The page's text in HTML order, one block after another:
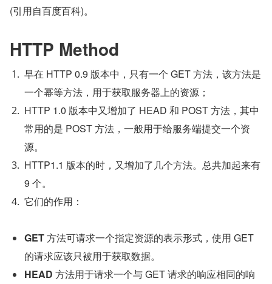
(引用自百度百科)。
HTTP Method
早在 HTTP 0.9 版本中，只有一个 GET 方法，该方法是
一个幂等方法，用于获取服务器上的资源；
HTTP 1.0 版本中又增加了 HEAD 和 POST 方法，其中
常用的是 POST 方法，一般用于给服务端提交一个资
源。
HTTP1.1 版本的时，又增加了几个方法。总共加起来有
9 个。
它们的作用：
GET 方法可请求一个指定资源的表示形式，使用 GET
的请求应该只被用于获取数据。
HEAD 方法用于请求一个与 GET 请求的响应相同的响